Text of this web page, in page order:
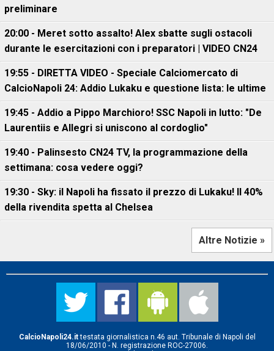
preliminare
20:00 - Meret sotto assalto! Alex sbatte sugli ostacoli
durante le esercitazioni con i preparatori | VIDEO CN24
19:55 - DIRETTA VIDEO - Speciale Calciomercato di
CalcioNapoli 24: Addio Lukaku e questione lista: le ultime
19:45 - Addio a Pippo Marchioro! SSC Napoli in lutto: "De
Laurentiis e Allegri si uniscono al cordoglio"
19:40 - Palinsesto CN24 TV, la programmazione della
settimana: cosa vedere oggi?
19:30 - Sky: il Napoli ha fissato il prezzo di Lukaku! Il 40%
della rivendita spetta al Chelsea
Altre Notizie »
CalcioNapoli24.ittestata giornalistica n.46 aut. Tribunale di Napoli del
18/06/2010 - N. registrazione ROC-27006.